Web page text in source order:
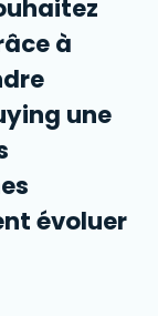
à
une
évoluer